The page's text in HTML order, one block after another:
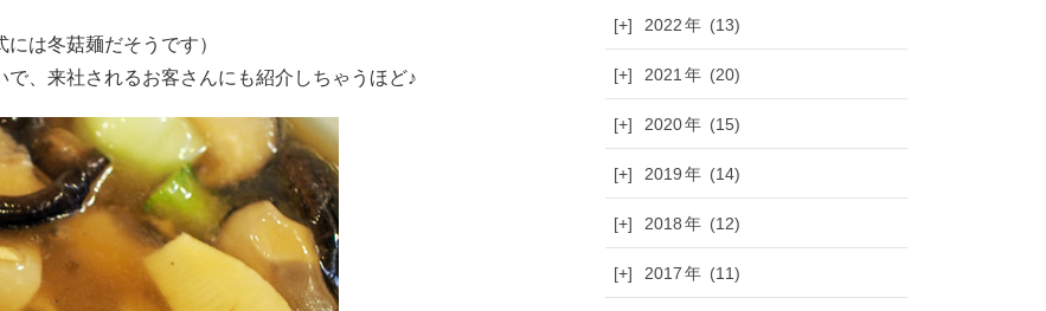
には冬菇麺だそうです）
、来社されるお客さんにも紹介しちゃうほど♪
[+] 2022 (13)
[+] 2021 (20)
[+] 2020 (15)
[+] 2019 (14)
[+] 2018 (12)
[+] 2017 (11)